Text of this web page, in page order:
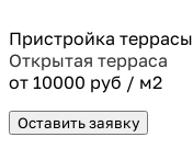
Пристройка террасы
Открытая терраса
от 10000 руб / м2
Оставить заявку